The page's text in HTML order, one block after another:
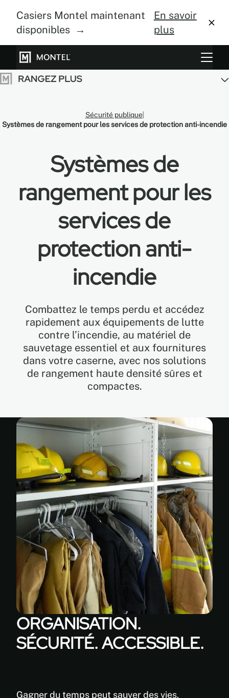
Casiers Montel maintenant
disponibles →
En savoir
plus
Systèmes de rangement
À propos
Galerie
Sécurité publique
Systèmes de rangement pour les services de protection anti-incendie
Systèmes de
rangement pour les
services de
protection anti-
incendie
Combattez le temps perdu et accédez
rapidement aux équipements de lutte
contre l’incendie, au matériel de
sauvetage essentiel et aux fournitures
dans votre caserne, avec nos solutions
de rangement haute densité sûres et
compactes.
ORGANISATION.
SÉCURITÉ. ACCESSIBLE.
Gagner du temps peut sauver des vies.